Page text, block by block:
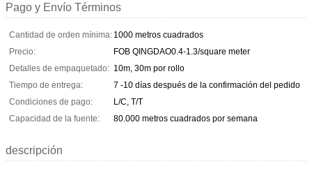
Pago y Envío Términos
Cantidad de orden mínima: 1000 metros cuadrados
Precio:
FOB QINGDAO0.4-1.3/square meter
Detalles de empaquetado: 10m, 30m por rollo
Tiempo de entrega:
7 -10 días después de la confirmación del pedido
Condiciones de pago:
L/C, T/T
Capacidad de la fuente:
80.000 metros cuadrados por semana
descripción